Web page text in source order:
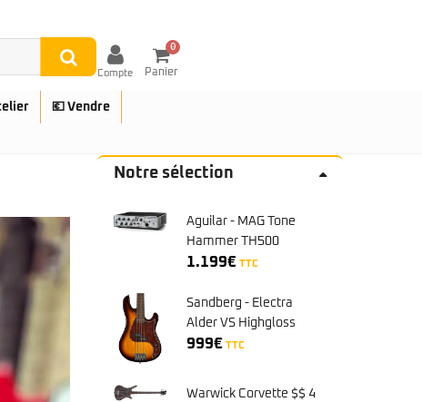
Compte
0
Panier
💶 Vendre
Notre sélection
Aguilar - MAG Tone
Hammer TH500
1.199€ TTC
Sandberg - Electra
Alder VS Highgloss
Sunburst
999€ TTC
Warwick Corvette $$ 4